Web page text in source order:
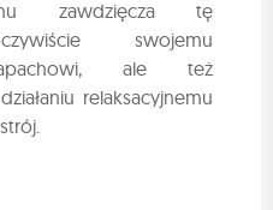
zawdzięcza tę
swojemu
ale też
relaksacyjnemu